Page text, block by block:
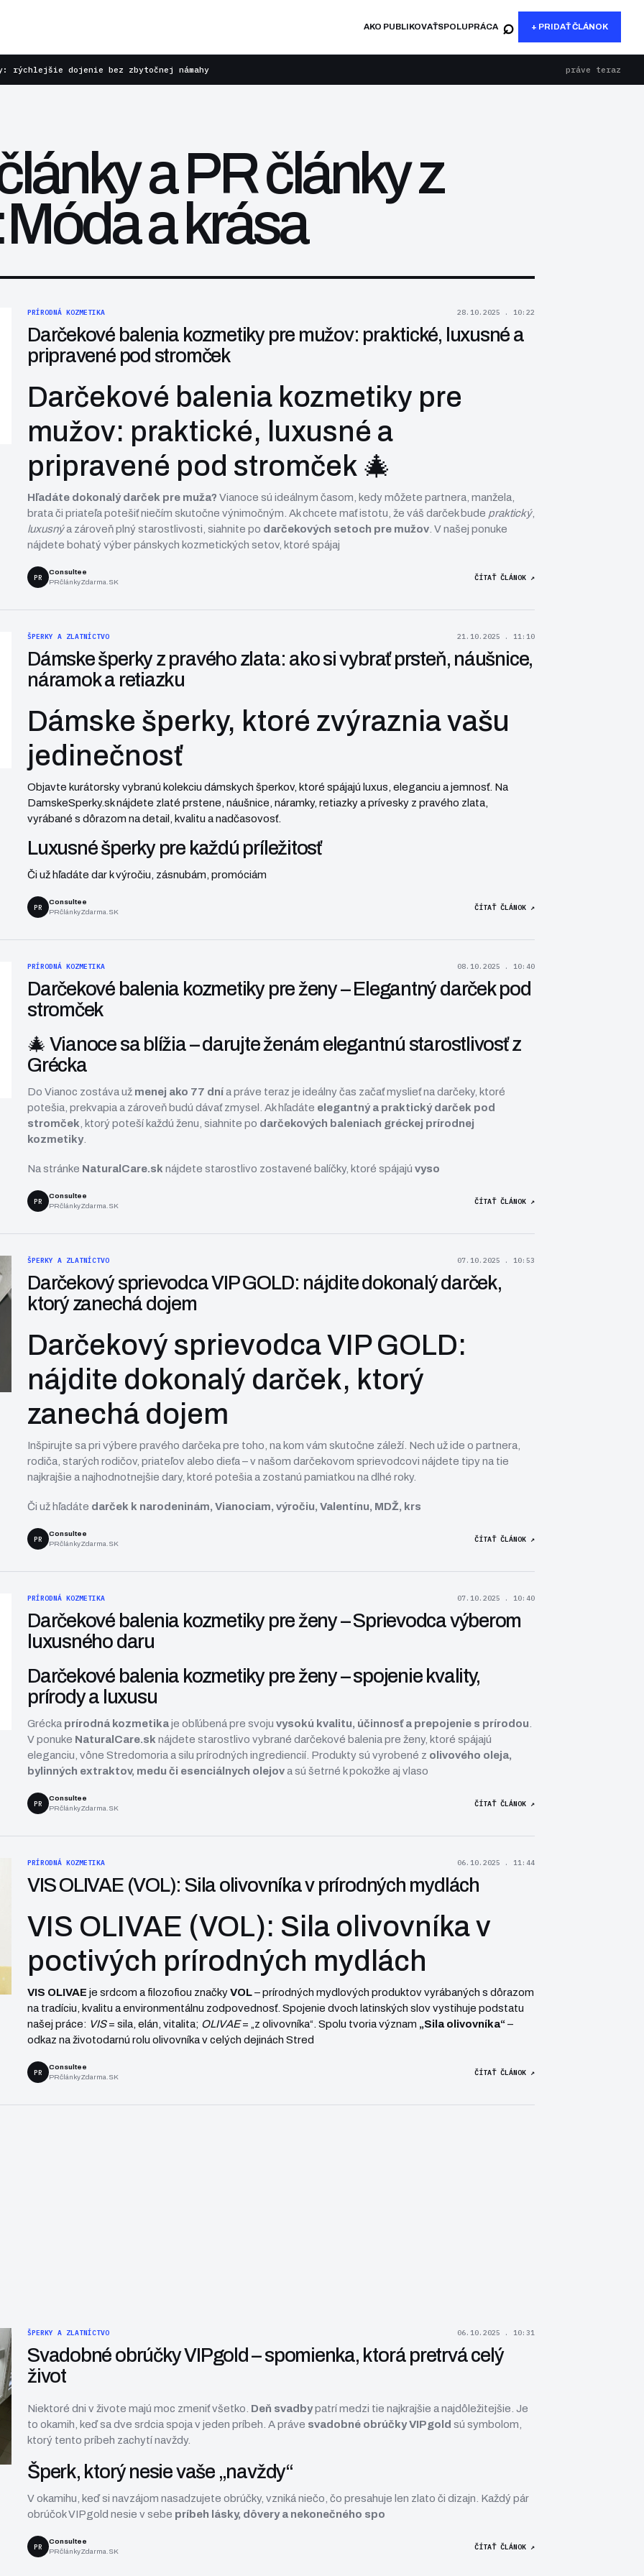
AKO PUBLIKOVAŤSPOLUPRÁCA ⌕ + PRIDAŤ ČLÁNOK
rýchlejšie dojenie bez zbytočnej námahy práve teraz
a PR články z
a krása
PRÍRODNÁ KOZMETIKA 28.10.2025 . 10:22
Darčekové balenia kozmetiky pre mužov: praktické, luxusné a
pripravené pod stromček
Darčekové balenia kozmetiky pre
mužov: praktické, luxusné a
pripravené pod stromček 🎄
Hľadáte dokonalý darček pre muža? Vianoce sú ideálnym časom, kedy môžete partnera, manžela,
brata či priateľa potešiť niečím skutočne výnimočným. Ak chcete mať istotu, že váš darček bude praktický,
luxusnýa zároveň plný starostlivosti, siahnite po darčekových setoch pre mužov . V našej ponuke
nájdete bohatý výber pánskych kozmetických setov, ktoré spájaj
PR
Consultee
PRčlánkyZdarma.SK
ČÍTAŤ ČLÁNOK ↗
ŠPERKY A ZLATNÍCTVO 21.10.2025 . 11:10
Dámske šperky z pravého zlata: ako si vybrať prsteň, náušnice,
náramok a retiazku
Dámske šperky, ktoré zvýraznia vašu
jedinečnosť
Objavte kurátorsky vybranú kolekciu dámskych šperkov, ktoré spájajú luxus, eleganciu a jemnosť. Na
DamskeSperky.sknájdete zlaté prstene náušnice náramky, retiazkyaprívesky z pravého zlata,
vyrábané s dôrazom na detail, kvalitu a nadčasovosť.
Luxusné šperky pre každú príležitosť
Či už hľadáte dar k výročiu, zásnubám, promóciám
PR
Consultee
PRčlánkyZdarma.SK
ČÍTAŤ ČLÁNOK ↗
PRÍRODNÁ KOZMETIKA 08.10.2025 . 10:40
Darčekové balenia kozmetiky pre ženy – Elegantný darček pod
stromček
🎄 Vianoce sa blížia – darujte ženám elegantnú starostlivosť z
Grécka
Do Vianoc zostáva už menej ako 77 dnía práve teraz je ideálny čas začať myslieť na darčeky, ktoré
potešia, prekvapia a zároveň budú dávať zmysel. Ak hľadáte elegantný a praktický darček pod
stromček , ktorý poteší každú ženu, siahnite po darčekových baleniach gréckej prírodnej
kozmetiky.
Na stránke NaturalCare.sk nájdete starostlivo zostavené balíčky, ktoré spájajú vyso
PR
Consultee
PRčlánkyZdarma.SK
ČÍTAŤ ČLÁNOK ↗
ŠPERKY A ZLATNÍCTVO 07.10.2025 . 10:53
Darčekový sprievodca VIP GOLD: nájdite dokonalý darček,
ktorý zanechá dojem
Darčekový sprievodca VIP GOLD:
nájdite dokonalý darček, ktorý
zanechá dojem
Inšpirujte sa pri výbere pravého darčeka pre toho, na kom vám skutočne záleží. Nech už ide o partnera,
rodiča, starých rodičov, priateľov alebo dieťa – v našom darčekovom sprievodcovi nájdete tipy na tie
najkrajšie a najhodnotnejšie dary, ktoré potešia a zostanú pamiatkou na dlhé roky.
Či už hľadáte darček k narodeninám, Vianociam, výročiu, Valentínu, MDŽ, krs
PR
Consultee
PRčlánkyZdarma.SK
ČÍTAŤ ČLÁNOK ↗
PRÍRODNÁ KOZMETIKA 07.10.2025 . 10:40
Darčekové balenia kozmetiky pre ženy – Sprievodca výberom
luxusného daru
Darčekové balenia kozmetiky pre ženy – spojenie kvality,
prírody a luxusu
Grécka prírodná kozmetikaje obľúbená pre svoju vysokú kvalitu, účinnosť a prepojenie s prírodou
V ponuke NaturalCare.sk nájdete starostlivo vybrané darčekové balenia pre ženy, ktoré spájajú
eleganciu, vône Stredomoria a silu prírodných ingrediencií. Produkty sú vyrobené z olivového oleja,
bylinných extraktov, medu či esenciálnych olejova sú šetrné k pokožke aj vlaso
PR
Consultee
PRčlánkyZdarma.SK
ČÍTAŤ ČLÁNOK ↗
PRÍRODNÁ KOZMETIKA 06.10.2025 . 11:44
VIS OLIVAE (VOL): Sila olivovníka v prírodných mydlách
VIS OLIVAE (VOL): Sila olivovníka v
poctivých prírodných mydlách
VIS OLIVAE je srdcom a filozofiou značkyVOL– prírodných mydlových produktov vyrábaných s dôrazom
na tradíciu, kvalitu a environmentálnu zodpovednosť. Spojenie dvoch latinských slov vystihuje podstatu
našej práce: VIS= sila, elán, vitalita; OLIVAE= „z olivovníka“. Spolu tvoria význam „Sila olivovníka“–
odkaz na životodarnú rolu olivovníka v celých dejinách Stred
PR
Consultee
PRčlánkyZdarma.SK
ČÍTAŤ ČLÁNOK ↗
ŠPERKY A ZLATNÍCTVO 06.10.2025 . 10:31
Svadobné obrúčky VIPgold – spomienka, ktorá pretrvá celý
život
Niektoré dni v živote majú moc zmeniť všetko. Deň svadbypatrí medzi tie najkrajšie a najdôležitejšie. Je
to okamih, keď sa dve srdcia spoja v jeden príbeh. A práve svadobné obrúčky VIPgold sú symbolom,
ktorý tento príbeh zachytí navždy.
Šperk, ktorý nesie vaše „navždy“
V okamihu, keď si navzájom nasadzujete obrúčky, vzniká niečo, čo presahuje len zlato či dizajn. Každý pár
obrúčok VIPgold nesie v sebe príbeh lásky, dôvery a nekonečného spo
PR
Consultee
PRčlánkyZdarma.SK
ČÍTAŤ ČLÁNOK ↗